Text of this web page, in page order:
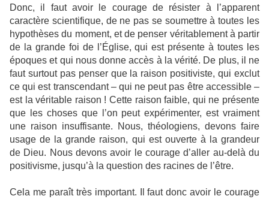
Donc, il faut avoir le courage de résister à l’apparent
caractère scientifique, de ne pas se soumettre à toutes les
hypothèses du moment, et de penser véritablement à partir
de la grande foi de l’Église, qui est présente à toutes les
époques et qui nous donne accès à la vérité. De plus, il ne
faut surtout pas penser que la raison positiviste, qui exclut
ce qui est transcendant – qui ne peut pas être accessible –
est la véritable raison ! Cette raison faible, qui ne présente
que les choses que l’on peut expérimenter, est vraiment
une raison insuffisante. Nous, théologiens, devons faire
usage de la grande raison, qui est ouverte à la grandeur
de Dieu. Nous devons avoir le courage d’aller au-delà du
positivisme, jusqu’à la question des racines de l’être.
Cela me paraît très important. Il faut donc avoir le courage